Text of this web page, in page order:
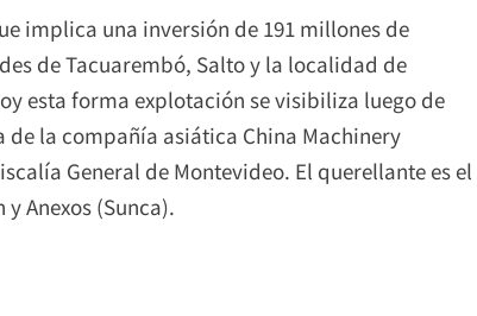
implica una inversión de 191 millones de
de Tacuarembó, Salto y la localidad de
esta forma explotación se visibiliza luego de
la compañía asiática China Machinery
General de Montevideo. El querellante es el
Anexos (Sunca).